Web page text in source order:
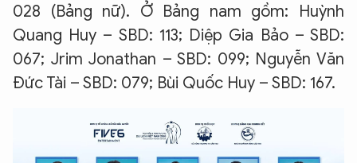
028 (Bảng nữ). Ở Bảng nam gồm: Huỳnh
Quang Huy – SBD: 113; Diệp Gia Bảo – SBD:
067; Jrim Jonathan – SBD: 099; Nguyễn Văn
Đức Tài – SBD: 079; Bùi Quốc Huy – SBD: 167.